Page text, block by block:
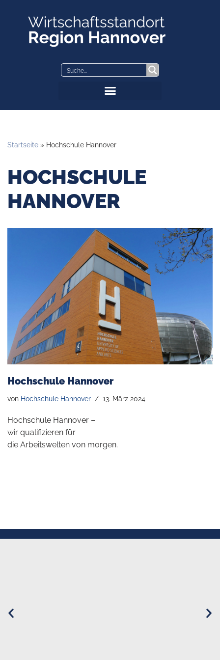
Startseite » Hochschule Hannover
HOCHSCHULE
HANNOVER
Hochschule Hannover
von Hochschule Hannover 13. März 2024
Hochschule Hannover –
wir qualifizieren für
die Arbeitswelten von morgen.